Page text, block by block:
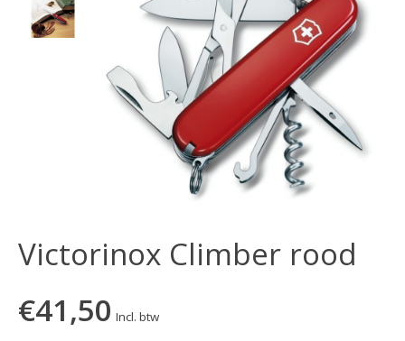
Victorinox Climber rood
€41,50 Incl. btw